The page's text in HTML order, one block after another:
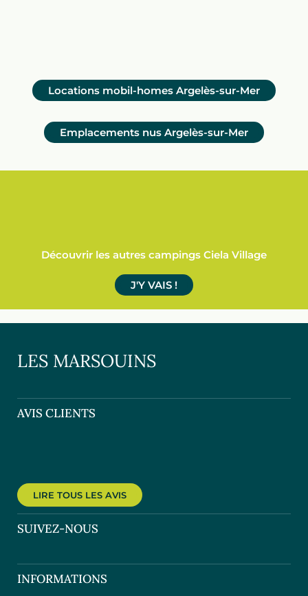
Locations mobil-homes Argelès-sur-Mer
Emplacements nus Argelès-sur-Mer
Découvrir les autres campings Ciela Village
J'Y VAIS !
LES MARSOUINS
AVIS CLIENTS
LIRE TOUS LES AVIS
SUIVEZ-NOUS
INFORMATIONS